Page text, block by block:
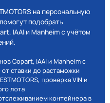
на персональную
подобрать
IAAI и Manheim с учётом
Copart, IAAI и Manheim с
ставки до растаможки
проверка VIN и
лота
контейнера в